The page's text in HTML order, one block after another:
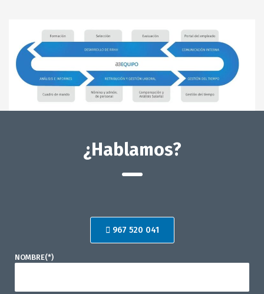
¿Hablamos?
967 520 041
NOMBRE(*)